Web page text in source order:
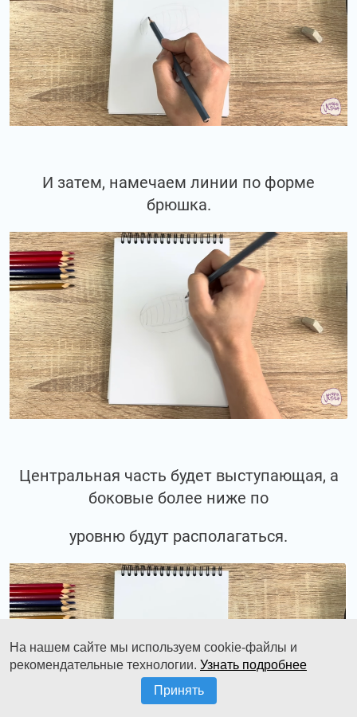
И затем, намечаем линии по форме
брюшка.
Центральная часть будет выступающая, а
боковые более ниже по
уровню будут располагаться.
На нашем сайте мы используем cookie-файлы и
рекомендательные технологии. Узнать подробнее
Принять